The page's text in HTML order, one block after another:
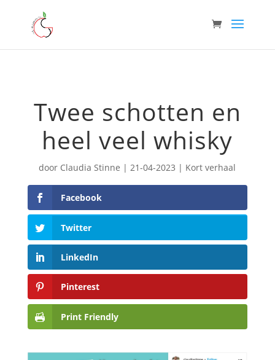
Twee schotten en
heel veel whisky
door Claudia Stinne |21-04-2023 | Kort verhaal
Facebook
Twitter
LinkedIn
Pinterest
Print Friendly